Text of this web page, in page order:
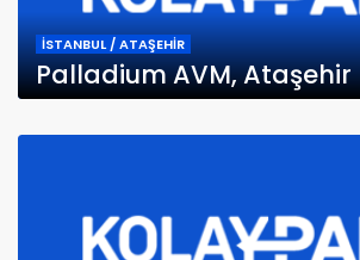
İSTANBUL / ATAŞEHİR
Palladium AVM, Ataşehir